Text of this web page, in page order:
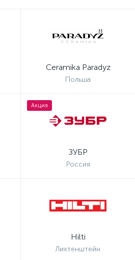
Ceramika Paradyz
Польша
Акция
ЗУБР
Россия
Hilti
Лихтенштейн